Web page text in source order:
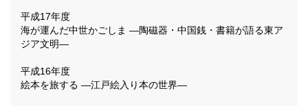
平成17年度
海が運んだ中世かごしま ―陶磁器・中国銭・書籍が語る東ア
ジア文明―
平成16年度
絵本を旅する ―江戸絵入り本の世界―